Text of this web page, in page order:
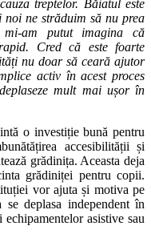
treptelor. Băiatul este
ne străduim să nu prea
am putut imagina că
Cred că este foarte
nu doar să ceară ajutor
activ în acest proces
mult mai ușor în
o investiție bună pentru
accesibilității și
grădinița. Aceasta deja
grădiniței pentru copii.
vor ajuta și motiva pe
deplasa independent în
asistive sau